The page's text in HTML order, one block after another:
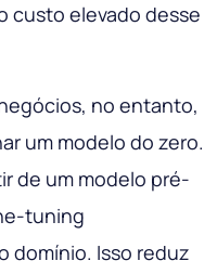
custo elevado desse
no entanto,
um modelo do zero.
de um modelo pré-
tuning
domínio. Isso reduz